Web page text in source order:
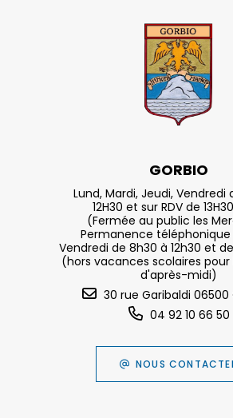
GORBIO
Lund, Mardi, Jeudi, Vendredi
12H30 et sur RDV de
(Fermée au public les
Permanence téléphonique
Vendredi de 8h30 à 12h30 et de
(hors vacances scolaires pour
d'après-midi)
30 rue Garibaldi 06500
04 92 10 66 50
NOUS